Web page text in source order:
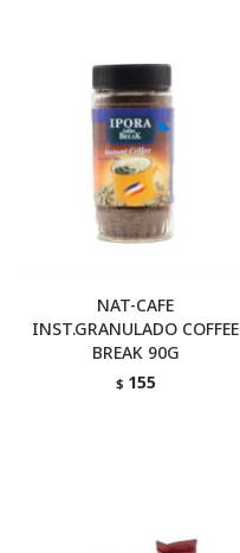
NAT-CAFE
INST.GRANULADO COFFEE
BREAK 90G
$ 155